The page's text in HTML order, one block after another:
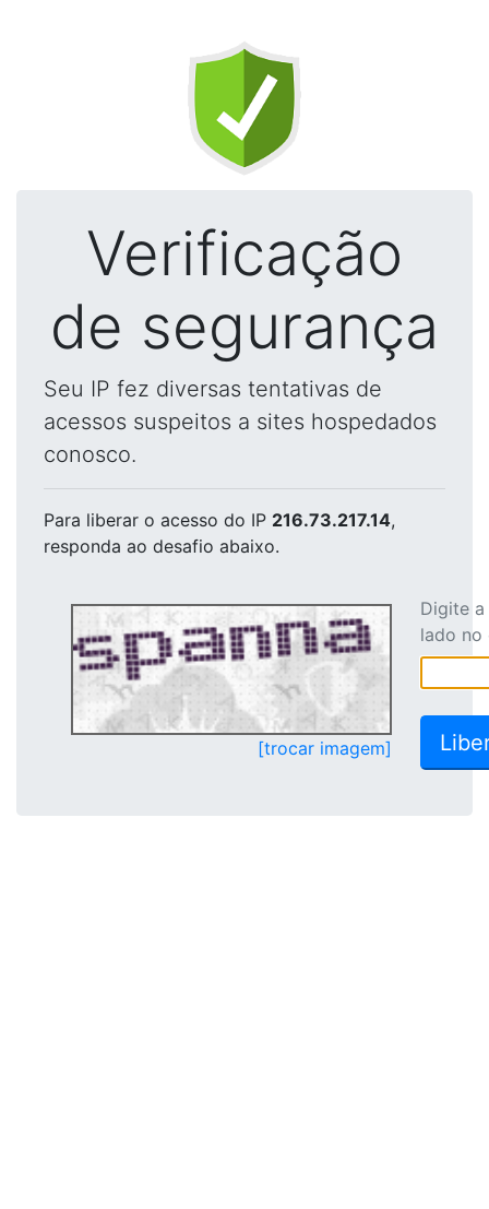
Verificação
de segurança
Seu IP fez diversas tentativas de
acessos suspeitos a sites hospedados
conosco.
Para liberar o acesso do IP 216.73.217.14,
responda ao desafio abaixo.
[trocar imagem]
Digite
lado no